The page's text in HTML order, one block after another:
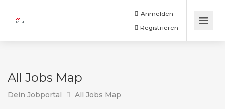
Anmelden
Registrieren
All Jobs Map
Dein Jobportal All Jobs Map